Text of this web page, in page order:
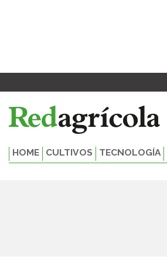
HOME CULTIVOS TECNOLOGÍA